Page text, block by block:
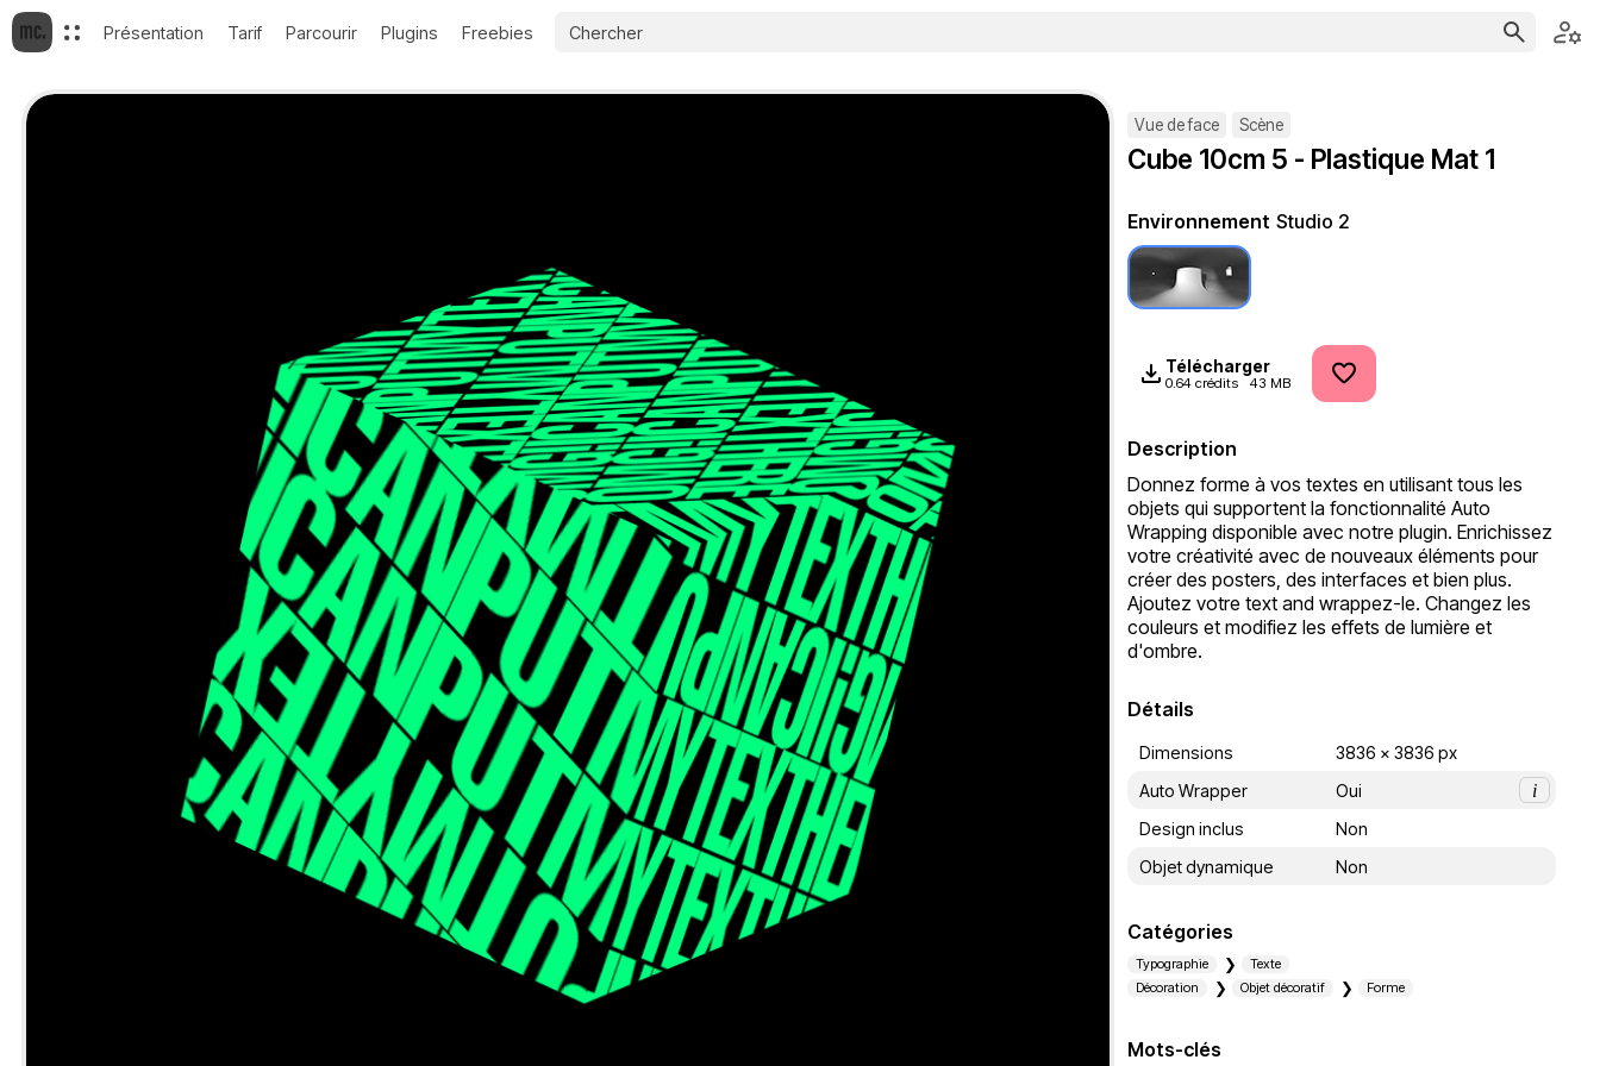
Présentation Tarif Parcourir Plugins Freebies
Vue de face Scène
Cube 10cm 5 - Plastique Mat 1
Environnement Studio 2
Télécharger
0.64 crédits 43 MB
Description
Donnez forme à vos textes en utilisant tous les
objets qui supportent la fonctionnalité Auto
Wrapping disponible avec notre plugin. Enrichissez
votre créativité avec de nouveaux éléments pour
créer des posters, des interfaces et bien plus.
Ajoutez votre text and wrappez-le. Changez les
couleurs et modifiez les effets de lumière et
d'ombre.
Détails
Dimensions
3836 x 3836 px
Auto Wrapper
Oui
i
Design inclus
Non
Objet dynamique
Non
Catégories
Typographie
Texte
Décoration
Objet décoratif Forme
Mots-clés